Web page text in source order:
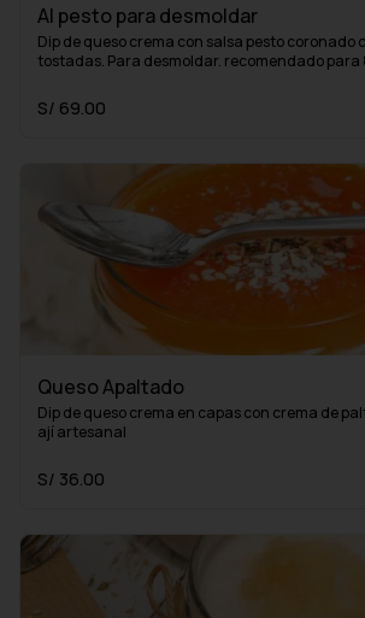
Al pesto para desmoldar
Dip de queso crema con salsa pesto coronado
tostadas. Para desmoldar. recomendado para
S/ 69.00
Queso Apaltado
Dip de queso crema en capas con crema de
ají artesanal
S/ 36.00